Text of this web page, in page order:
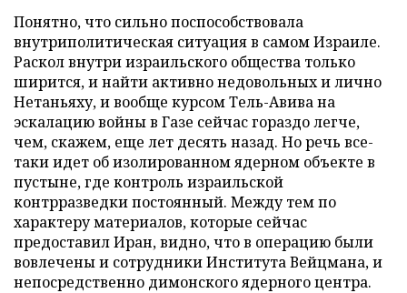
Понятно, что сильно поспособствовала
внутриполитическая ситуация в самом Израиле.
Раскол внутри израильского общества только
ширится, и найти активно недовольных и лично
Нетаньяху, и вообще курсом Тель-Авива на
эскалацию войны в Газе сейчас гораздо легче,
чем, скажем, еще лет десять назад. Но речь все-
таки идет об изолированном ядерном объекте в
пустыне, где контроль израильской
контрразведки постоянный. Между тем по
характеру материалов, которые сейчас
предоставил Иран, видно, что в операцию были
вовлечены и сотрудники Института Вейцмана, и
непосредственно димонского ядерного центра.